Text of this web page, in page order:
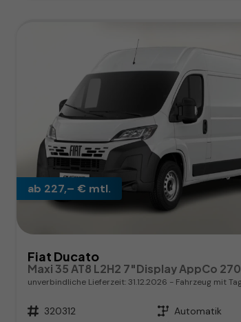
ab 227,– € mtl.
Fiat Ducato
Maxi 35 AT8 L2H2 7"Display AppCo
unverbindliche Lieferzeit:31.12.2026 Fahrzeug mit
Fahrzeugnr. 320312 Getriebe Automatik